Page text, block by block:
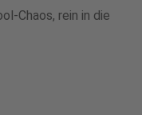
Chaos, rein in die